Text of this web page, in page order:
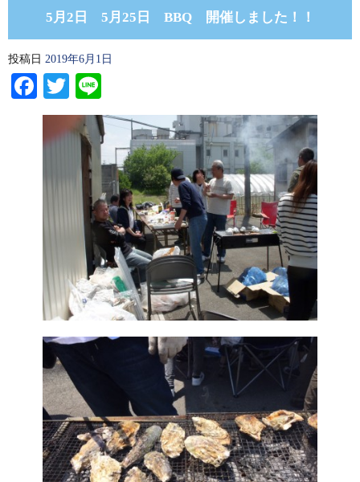
5月2日 5月25日 BBQ 開催しました！！
投稿日 2019年6月1日
Facebook
Twitter